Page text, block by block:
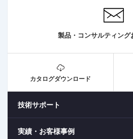
製品・コンサルティング
カタログダウンロード
技術サポート
実績・お客様事例